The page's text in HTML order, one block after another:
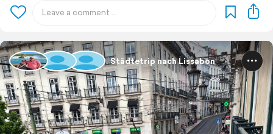
Städtetrip nach Lissabon